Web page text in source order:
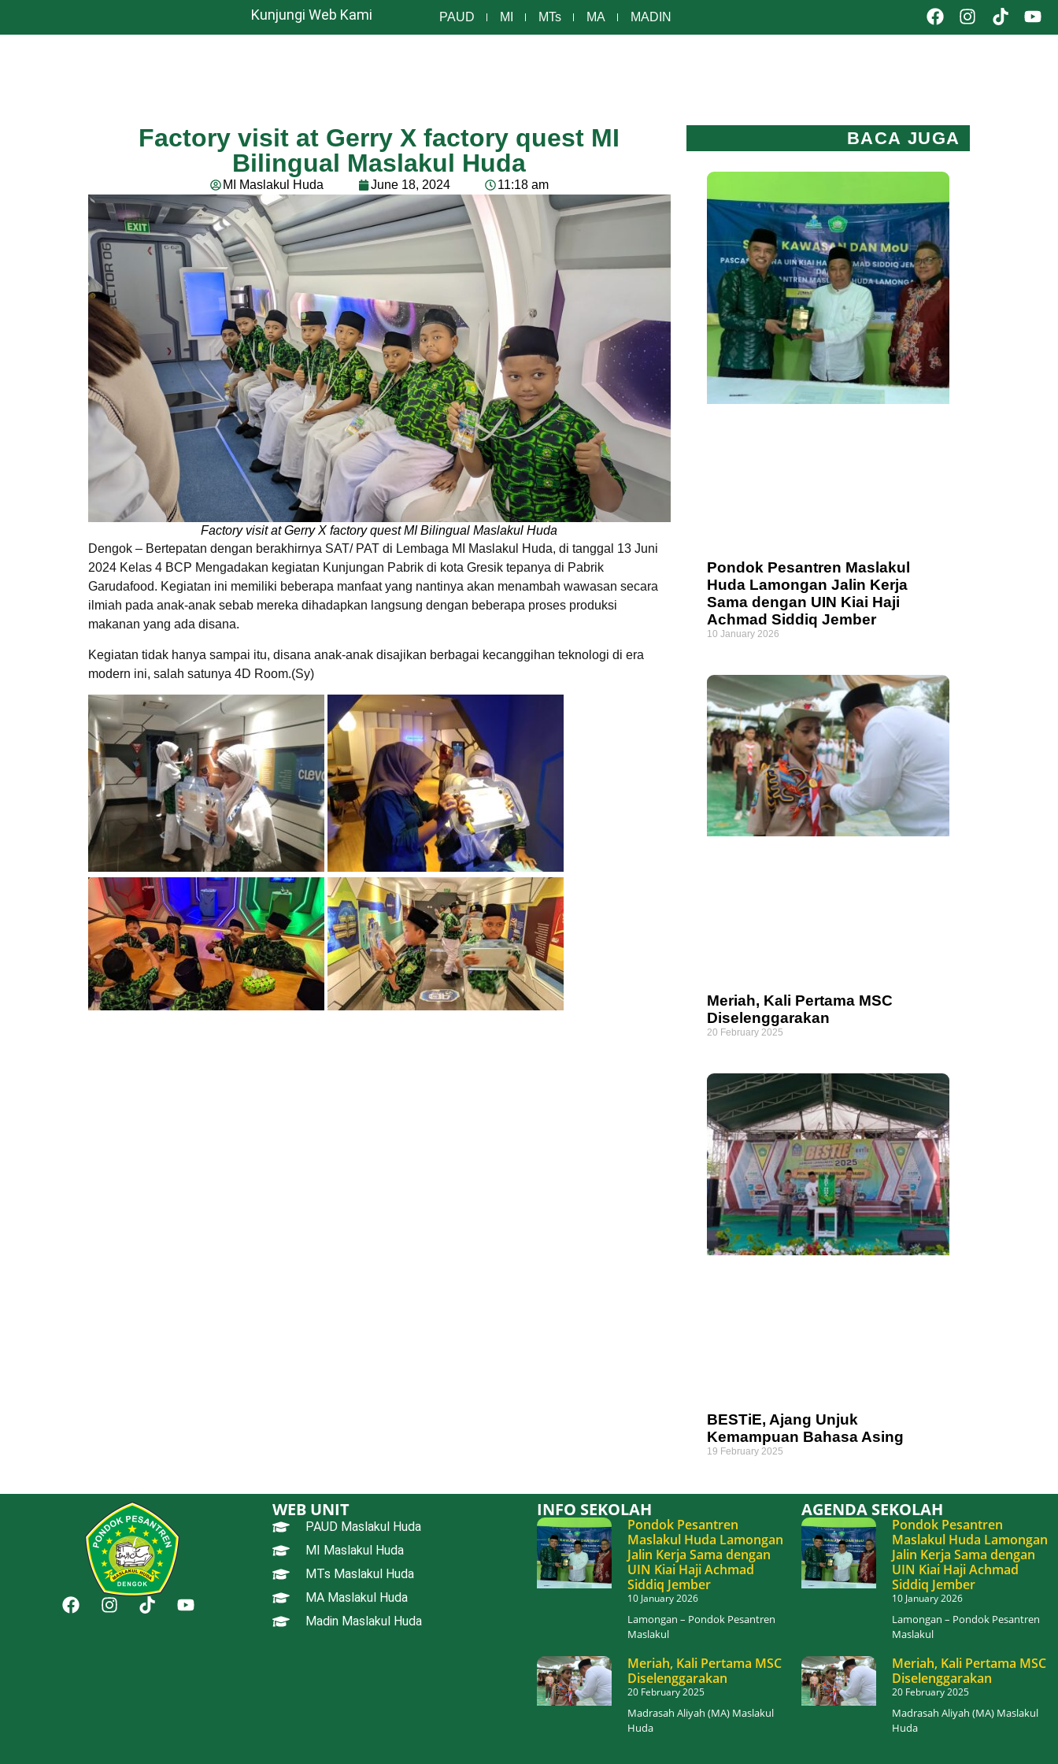
PAUD MI MTs MA MADIN
Kunjungi Web Kami
Factory visit at Gerry X factory quest MI
Bilingual Maslakul Huda
MI Maslakul Huda June 18, 2024 11:18 am
Factory visit at Gerry X factory quest MI Bilingual Maslakul Huda
Dengok – Bertepatan dengan berakhirnya SAT/ PAT di Lembaga MI Maslakul Huda, di tanggal 13 Juni
2024 Kelas 4 BCP Mengadakan kegiatan Kunjungan Pabrik di kota Gresik tepanya di Pabrik
Garudafood. Kegiatan ini memiliki beberapa manfaat yang nantinya akan menambah wawasan secara
ilmiah pada anak-anak sebab mereka dihadapkan langsung dengan beberapa proses produksi
makanan yang ada disana.
Kegiatan tidak hanya sampai itu, disana anak-anak disajikan berbagai kecanggihan teknologi di era
modern ini, salah satunya 4D Room.(Sy)
BACA JUGA
Pondok Pesantren Maslakul
Huda Lamongan Jalin Kerja
Sama dengan UIN Kiai Haji
Achmad Siddiq Jember
10 January 2026
Meriah, Kali Pertama MSC
Diselenggarakan
20 February 2025
BESTiE, Ajang Unjuk
Kemampuan Bahasa Asing
19 February 2025
WEB UNIT
PAUD Maslakul Huda
MI Maslakul Huda
MTs Maslakul Huda
MA Maslakul Huda
Madin Maslakul Huda
INFO SEKOLAH
Pondok Pesantren
Maslakul Huda Lamongan
Jalin Kerja Sama dengan
UIN Kiai Haji Achmad
Siddiq Jember
10 January 2026
Lamongan – Pondok Pesantren
Maslakul
Meriah, Kali Pertama MSC
Diselenggarakan
20 February 2025
Madrasah Aliyah (MA) Maslakul
Huda
AGENDA SEKOLAH
Pondok Pesantren
Maslakul Huda Lamongan
Jalin Kerja Sama dengan
UIN Kiai Haji Achmad
Siddiq Jember
10 January 2026
Lamongan – Pondok Pesantren
Maslakul
Meriah, Kali Pertama MSC
Diselenggarakan
20 February 2025
Madrasah Aliyah (MA) Maslakul
Huda